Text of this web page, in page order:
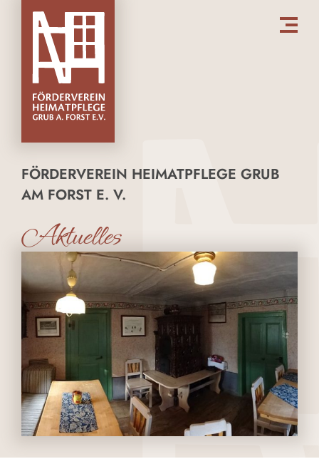
FÖRDERVEREIN HEIMATPFLEGE GRUB
AM FORST E. V.
Aktuelles